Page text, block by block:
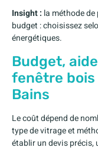
Insight : la méthode
budget : choisissez
énergétiques.
Budget,
fenêtre
Bains
Le coût dépend de
type de vitrage et
établir un devis précis,